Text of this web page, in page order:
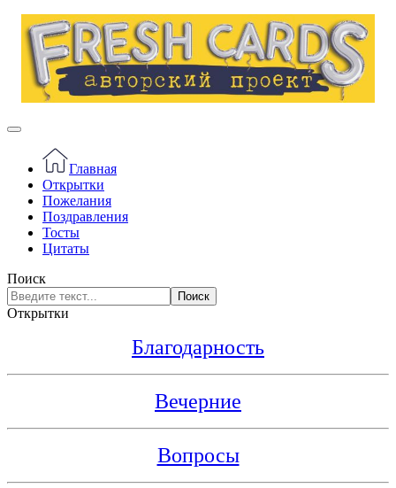
Главная
Открытки
Пожелания
Поздравления
Тосты
Цитаты
Поиск
Поиск
Открытки
Благодарность
Вечерние
Вопросы